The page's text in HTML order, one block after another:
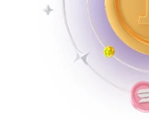
کوین بیس، بای بیت و سایر
اما مهمترین دلیلی که باعث شده